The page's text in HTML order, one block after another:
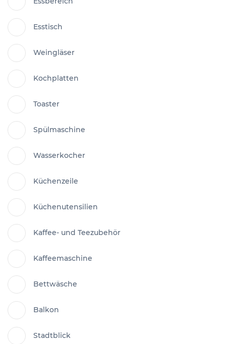
Esstisch
Weingläser
Kochplatten
Toaster
Spülmaschine
Wasserkocher
Küchenzeile
Küchenutensilien
Kaffee- und Teezubehör
Kaffeemaschine
Bettwäsche
Balkon
Stadtblick